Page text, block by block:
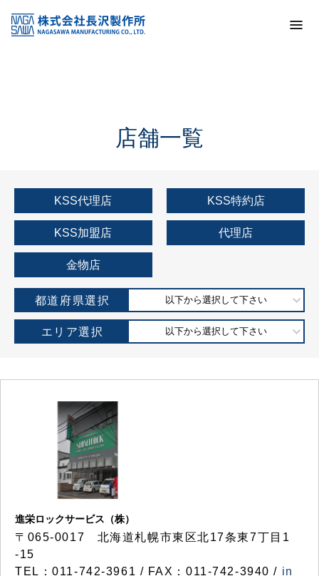
KSS加盟店・取扱店情報
店舗一覧
店舗一覧
KSS代理店 KSS特約店
KSS加盟店 代理店
金物店
都道府県選択 以下から選択して下さい
エリア選択 以下から選択して下さい
進栄ロックサービス（株）
〒065-0017 北海道札幌市東区北17条東7丁目1
-15
TEL：011-742-3961 / FAX：011-742-3940 / in